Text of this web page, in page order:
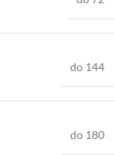
do 144
do 180